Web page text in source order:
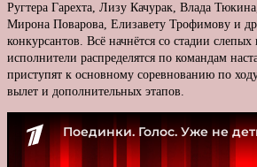
Ругтера Гарехта, Лизу Качурак, Влада
Мирона Поварова, Елизавету Трофимову и
конкурсантов. Всё начнётся со стадии
исполнители распределятся по командам
приступят к основному соревнованию по
вылет и дополнительных этапов.